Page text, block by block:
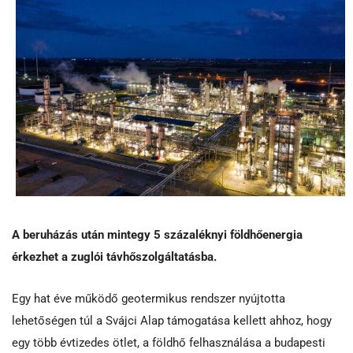
A beruházás után mintegy 5 százaléknyi földhőenergia
érkezhet a zuglói távhőszolgáltatásba.
Egy hat éve működő geotermikus rendszer nyújtotta
lehetőségen túl a Svájci Alap támogatása kellett ahhoz, hogy
egy több évtizedes ötlet, a földhő felhasználása a budapesti